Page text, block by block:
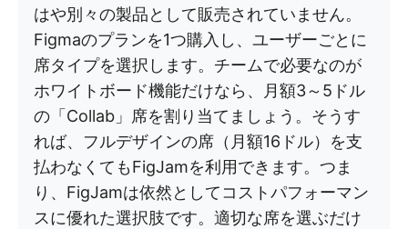
はや別々の製品として販売されていません。
Figmaのプランを1つ購入し、ユーザーごとに
席タイプを選択します。チームで必要なのが
ホワイトボード機能だけなら、月額3～5ドル
の「Collab」席を割り当てましょう。そうす
れば、フルデザインの席（月額16ドル）を支
払わなくてもFigJamを利用できます。つま
り、FigJamは依然としてコストパフォーマン
スに優れた選択肢です。適切な席を選ぶだけ